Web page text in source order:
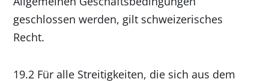
geschlossen werden, gilt schweizerisches
Recht.
19.2 Für alle Streitigkeiten, die sich aus dem